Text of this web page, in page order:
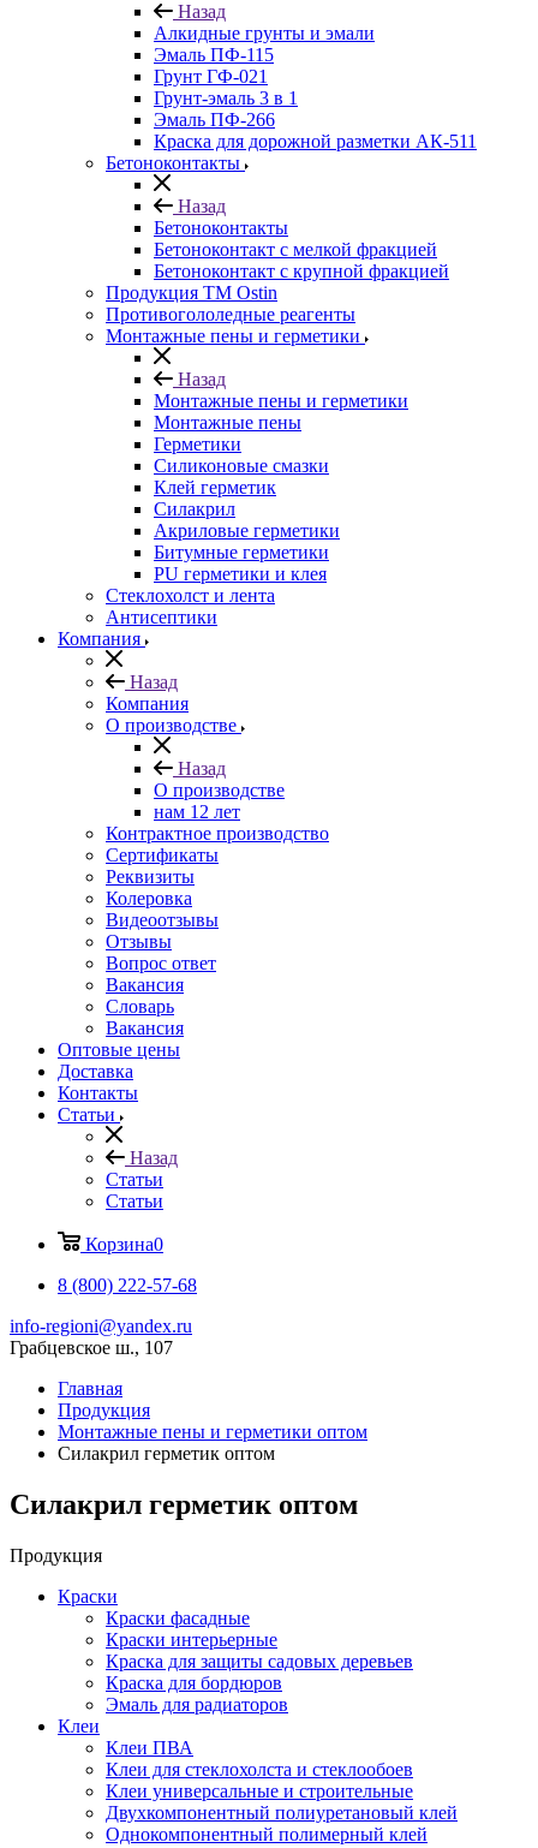
Назад
Алкидные грунты и эмали
Эмаль ПФ-115
Грунт ГФ-021
Грунт-эмаль 3 в 1
Эмаль ПФ-266
Краска для дорожной разметки АК-511
Бетоноконтакты
Назад
Бетоноконтакты
Бетоноконтакт с мелкой фракцией
Бетоноконтакт с крупной фракцией
Продукция ТМ Ostin
Противогололедные реагенты
Монтажные пены и герметики
Назад
Монтажные пены и герметики
Монтажные пены
Герметики
Силиконовые смазки
Клей герметик
Силакрил
Акриловые герметики
Битумные герметики
PU герметики и клея
Стеклохолст и лента
Антисептики
Компания
Назад
Компания
О производстве
Назад
О производстве
нам 12 лет
Контрактное производство
Сертификаты
Реквизиты
Колеровка
Видеоотзывы
Отзывы
Вопрос ответ
Вакансия
Словарь
Вакансия
Оптовые цены
Доставка
Контакты
Статьи
Назад
Статьи
Статьи
Корзина0
8 (800) 222-57-68
info-regioni@yandex.ru
Грабцевское ш., 107
Главная
Продукция
Монтажные пены и герметики оптом
Силакрил герметик оптом
Силакрил герметик оптом
Продукция
Краски
Краски фасадные
Краски интерьерные
Краска для защиты садовых деревьев
⁠Краска для бордюров
Эмаль для радиаторов
Клеи
Клеи ПВА
Клеи для стеклохолста и стеклообоев
Клеи универсальные и строительные
Двухкомпонентный полиуретановый клей
Однокомпонентный полимерный клей